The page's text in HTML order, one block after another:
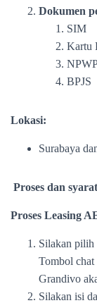
Dokumen
SIM
Kartu
BPJS
Lokasi:
Surabaya
Proses dan
Proses Leasing
Silakan
Tombol
Grandivo
Silakan isi